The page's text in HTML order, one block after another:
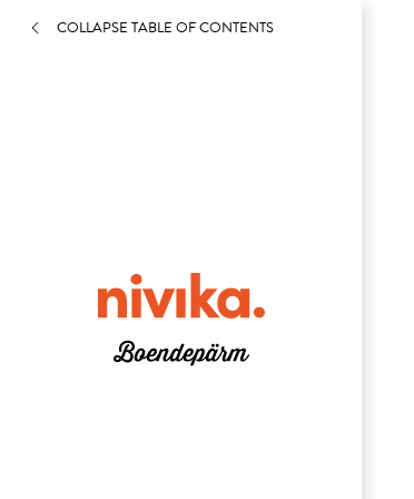
COLLAPSE TABLE OF CONTENTS